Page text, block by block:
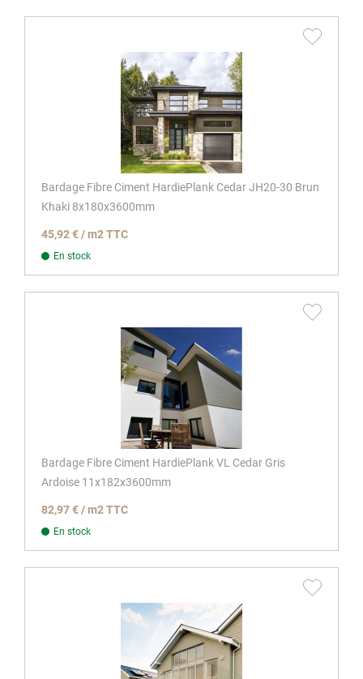
Bardage Fibre Ciment HardiePlank Cedar JH20-30 Brun
Khaki 8x180x3600mm
45,92 € / m2 TTC
En stock
Bardage Fibre Ciment HardiePlank VL Cedar Gris
Ardoise 11x182x3600mm
82,97 € / m2 TTC
En stock